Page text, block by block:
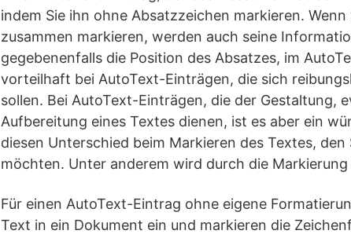
indem Sie ihn ohne Absatzzeichen markieren.
zusammen markieren, werden auch seine
gegebenenfalls die Position des Absatzes, im
vorteilhaft bei AutoText-Einträgen, die sich
sollen. Bei AutoText-Einträgen, die der Gestaltung,
Aufbereitung eines Textes dienen, ist es aber ein
diesen Unterschied beim Markieren des Textes,
möchten. Unter anderem wird durch die
Für einen AutoText-Eintrag ohne eigene
Text in ein Dokument ein und markieren die